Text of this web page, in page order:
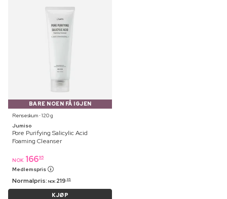
BARE NOEN FÅ IGJEN
Renseskum ⋅ 120 g
Jumiso
Pore Purifying Salicylic Acid
Foaming Cleanser
NOK 16695
Medlemspris
Normalpris: NOK 219 95
KJØP